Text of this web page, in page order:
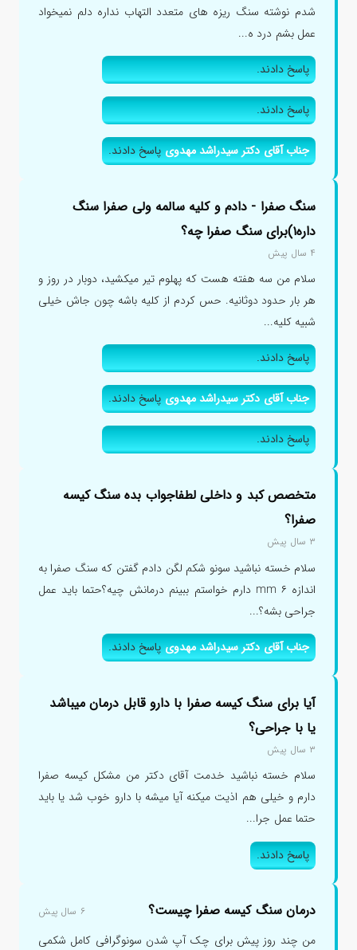
شدم نوشته سنگ ریزه های متعدد التهاب نداره دلم نمیخواد
عمل بشم درد ه...
پاسخ دادند.
پاسخ دادند.
جناب آقای دکتر سیدراشد مهدویپاسخ دادند.
سنگ صفرا - دادم و کلیه سالمه ولی صفرا سنگ
داره۱)برای سنگ صفرا چه؟
۴ سال پیش
سلام من سه هفته هست که پهلوم تیر میکشید، دوبار در روز و
هر بار حدود دوثانیه. حس کردم از کلیه باشه چون جاش خیلی
شبیه کلیه...
پاسخ دادند.
جناب آقای دکتر سیدراشد مهدویپاسخ دادند.
پاسخ دادند.
متخصص کبد و داخلی لطفاجواب بده سنگ کیسه
صفرا؟
۳ سال پیش
سلام خسته نباشید سونو شکم لگن دادم گفتن که سنگ صفرا به
اندازه ۶ mm دارم خواستم ببینم درمانش چیه؟حتما باید عمل
جراحی بشه؟...
جناب آقای دکتر سیدراشد مهدویپاسخ دادند.
آیا برای سنگ کیسه صفرا با دارو قابل درمان میباشد
یا با جراحی؟
۳ سال پیش
سلام خسته نباشید خدمت آقای دکتر من مشکل کیسه صفرا
دارم و خیلی هم اذیت میکنه آیا میشه با دارو خوب شد یا باید
حتما عمل جرا...
پاسخ دادند.
درمان سنگ کیسه صفرا چیست؟ ۶ سال پیش
من چند روز پیش برای چک آپ شدن سونوگرافی کامل شکمی